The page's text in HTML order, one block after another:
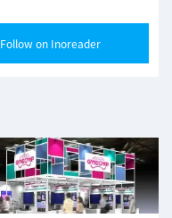
Follow on Inoreader